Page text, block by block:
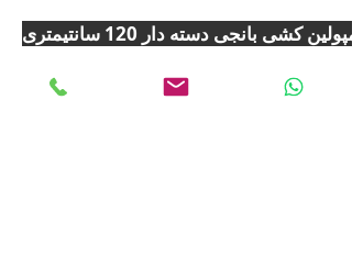
کشی بانجی دسته دار 120 سانتیمتری